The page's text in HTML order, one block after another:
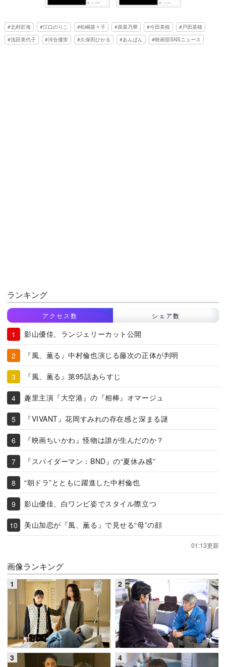
北村匠海 江口のりこ 松嶋菜々子 原菜乃華 今田美桜
戸田菜穂
浅田美代子
河合優実 久保田ひかる あんぱん 映画部SNSニュース
ランキング
アクセス数 シェア数
影山優佳、ランジェリーカット公開
『風、薫る』中村倫也演じる藤次の正体が判明
『風、薫る』第95話あらすじ
趣里主演『大空港』の『相棒』オマージュ
『VIVANT』花岡すみれの存在感と深まる謎
『映画ちいかわ』怪物は誰が生んだのか？
『スパイダーマン：BND』の“夏休み感”
“朝ドラ”とともに躍進した中村倫也
影山優佳、白ワンピ姿でスタイル際立つ
美山加恋が『風、薫る』で見せる“母”の顔
01:13更新
画像ランキング